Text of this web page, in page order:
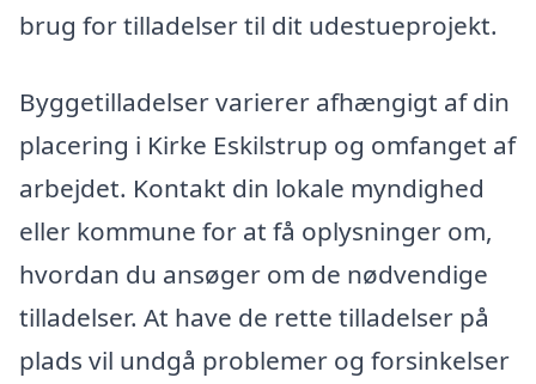
brug for tilladelser til dit udestueprojekt.
Byggetilladelser varierer afhængigt af din
placering i Kirke Eskilstrup og omfanget af
arbejdet. Kontakt din lokale myndighed
eller kommune for at få oplysninger om,
hvordan du ansøger om de nødvendige
tilladelser. At have de rette tilladelser på
plads vil undgå problemer og forsinkelser